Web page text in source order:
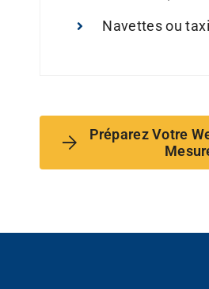
Navettes ou
Préparez Votre